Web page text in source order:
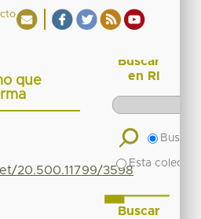
que
20.500.11799/3598
Buscar
en RI
Buscar
Esta
Buscar